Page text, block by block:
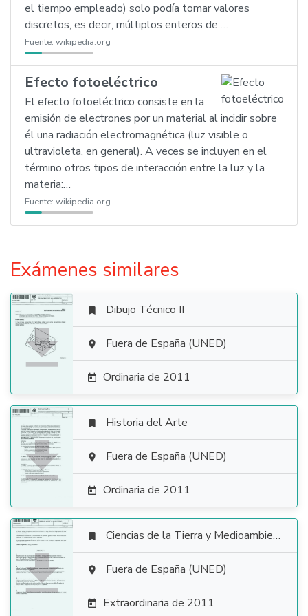
el tiempo empleado) solo podía tomar valores
discretos, es decir, múltiplos enteros de …
Fuente: wikipedia.org
Efecto fotoeléctrico
El efecto fotoeléctrico consiste en la
emisión de electrones por un material al incidir sobre
él una radiación electromagnética (luz visible o
ultravioleta, en general). A veces se incluyen en el
término otros tipos de interacción entre la luz y la
materia:…
Fuente: wikipedia.org
Exámenes similares

 Dibujo Técnico II
 Fuera de España (UNED)
 Ordinaria de 2011

 Historia del Arte
 Fuera de España (UNED)
 Ordinaria de 2011

 Ciencias de la Tierra y Medioambientales
 Fuera de España (UNED)
 Extraordinaria de 2011